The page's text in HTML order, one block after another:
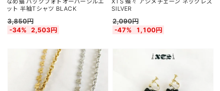
ット 半袖Tシャツ BLACK
3,850円
-34%
2,503円
SILVER
2,090円
-47%
1,100円